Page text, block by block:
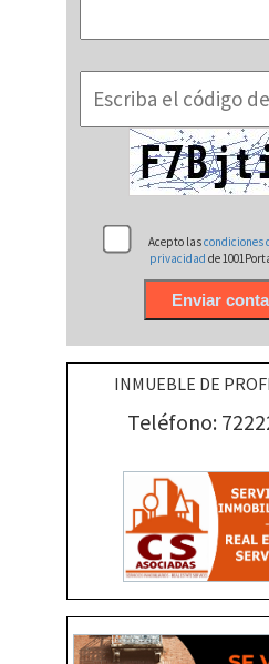
Acepto lascondiciones
privacidadde
INMUEBLE DE
Teléfono: